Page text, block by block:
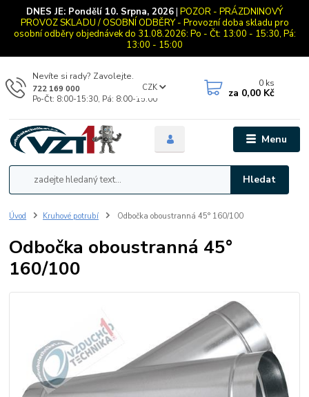
DNES JE: Pondělí 10. Srpna, 2026| POZOR - PRÁZDNINOVÝ
PROVOZ SKLADU / OSOBNÍ ODBĚRY - Provozní doba skladu pro
osobní odběry objednávek do 31.08.2026: Po - Čt: 13:00 - 15:30, Pá:
13:00 - 15:00
Menu
CZK
Hledat
Nevíte si rady? Zavolejte.
722 169 000
Po-Čt: 8:00-15:30, Pá: 8:00-15:00
0 ks
za 0,00 Kč
Úvod Kruhové potrubí Odbočka oboustranná 45° 160/100
Odbočka oboustranná 45°
160/100